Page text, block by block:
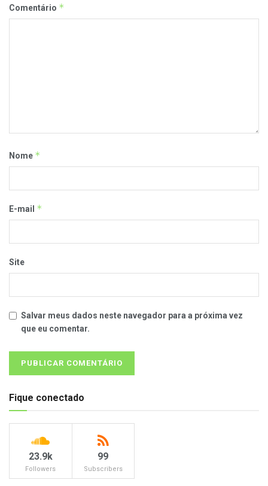
Comentário *
Nome *
E-mail *
Site
Salvar meus dados neste navegador para a próxima vez
que eu comentar.
Fique conectado
23.9k
Followers
99
Subscribers